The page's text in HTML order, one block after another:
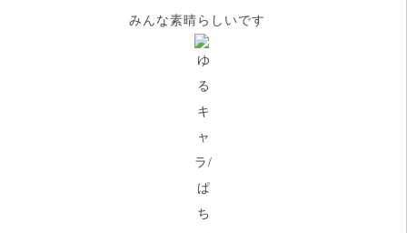
みんな素晴らしいです